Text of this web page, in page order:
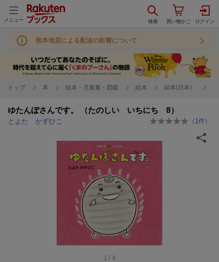
メニュー
熊本地震による配送の影響について
トップ 本 絵本・児童書・図鑑 絵本 絵本(日本）
ゆたんぽさんです。 （たのしい いちにち 8）
とよた かずひこ （ 1 件）
1 / 4